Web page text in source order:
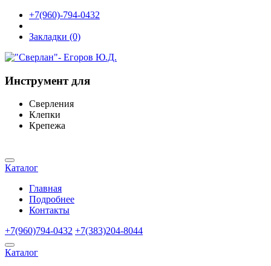
+7(960)-794-0432
Закладки (0)
Инструмент для
Сверления
Клепки
Крепежа
Каталог
Главная
Подробнее
Контакты
+7(960)794-0432 +7(383)204-8044
Каталог